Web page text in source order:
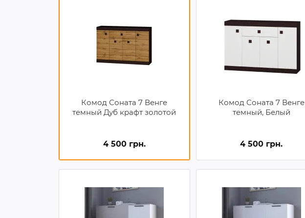
Комод Соната 7 Венге
темный Дуб крафт золотой
4 500 грн.
Комод Соната 7 Венге
темный, Белый
4 500 грн.